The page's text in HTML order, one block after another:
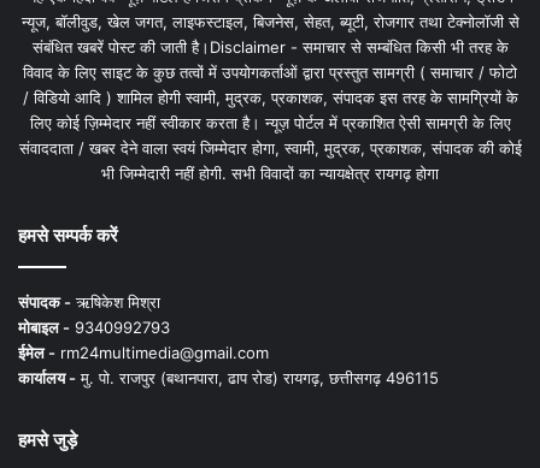
न्यूज, बॉलीवुड, खेल जगत, लाइफस्टाइल, बिजनेस, सेहत, ब्यूटी, रोजगार तथा टेक्नोलॉजी से
संबंधित खबरें पोस्ट की जाती है।Disclaimer - समाचार से सम्बंधित किसी भी तरह के
विवाद के लिए साइट के कुछ तत्वों में उपयोगकर्ताओं द्वारा प्रस्तुत सामग्री ( समाचार / फोटो
/ विडियो आदि ) शामिल होगी स्वामी, मुद्रक, प्रकाशक, संपादक इस तरह के सामग्रियों के
लिए कोई ज़िम्मेदार नहीं स्वीकार करता है। न्यूज़ पोर्टल में प्रकाशित ऐसी सामग्री के लिए
संवाददाता / खबर देने वाला स्वयं जिम्मेदार होगा, स्वामी, मुद्रक, प्रकाशक, संपादक की कोई
भी जिम्मेदारी नहीं होगी. सभी विवादों का न्यायक्षेत्र रायगढ़ होगा
हमसे सम्पर्क करें
संपादक -ऋषिकेश मिश्रा
मोबाइल - 9340992793
ईमेल - rm24multimedia@gmail.com
कार्यालय -मु. पो. राजपुर (बथानपारा, ढाप रोड) रायगढ़, छत्तीसगढ़ 496115
हमसे जुड़े